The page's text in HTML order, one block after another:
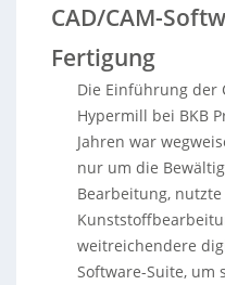
CAD/CAM-
Fertigung
Die Einführung der
Hypermill bei BKB
Jahren war
nur um die
Bearbeitung,
weitreichendere
Software-Suite, um